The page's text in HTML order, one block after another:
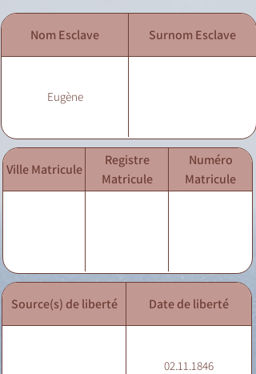
Nom Esclave Surnom Esclave
Eugène
Ville Matricule
Registre
Matricule
Numéro
Matricule
Source(s) de liberté Date de liberté
02.11.1846